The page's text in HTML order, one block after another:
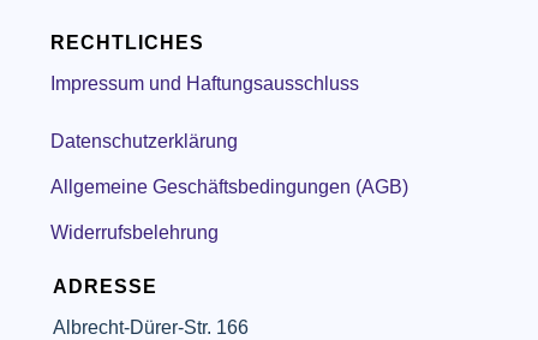
ADRESSE
Albrecht-Dürer-Str. 166
RECHTLICHES
Impressum und Haftungsausschluss
Datenschutzerklärung
Allgemeine Geschäftsbedingungen (AGB)
Widerrufsbelehrung